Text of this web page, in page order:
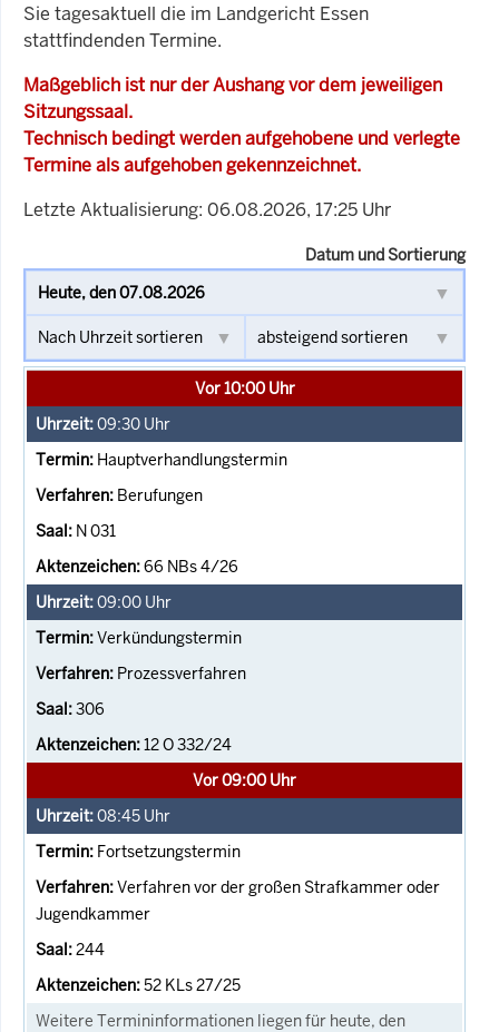
Sie tagesaktuell die im Landgericht Essen
stattfindenden Termine.
Maßgeblich ist nur der Aushang vor dem jeweiligen
Sitzungssaal.
Technisch bedingt werden aufgehobene und verlegte
Termine als aufgehoben gekennzeichnet.
Letzte Aktualisierung: 06.08.2026, 17:25 Uhr
Datum und Sortierung
Vor 10:00 Uhr
09:30 Uhr
Hauptverhandlungstermin
Berufungen
N 031
66 NBs 4/26
09:00 Uhr
Verkündungstermin
Prozessverfahren
306
12 O 332/24
Vor 09:00 Uhr
08:45 Uhr
Fortsetzungstermin
Verfahren vor der großen Strafkammer oder
Jugendkammer
244
52 KLs 27/25
Weitere Termininformationen liegen für heute, den